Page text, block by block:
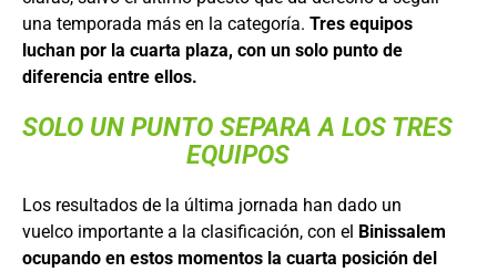
una temporada más en la categoría. Tres equipos
luchan por la cuarta plaza, con un solo punto de
diferencia entre ellos.
SOLO UN PUNTO SEPARA A LOS TRES
EQUIPOS
Los resultados de la última jornada han dado un
vuelco importante a la clasificación, con el Binissalem
ocupando en estos momentos la cuarta posición del